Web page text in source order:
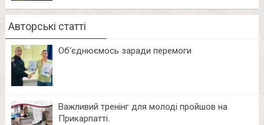
Авторські статті
Об‘єднюємось заради перемоги
Важливий тренінг для молоді пройшов на
Прикарпатті.